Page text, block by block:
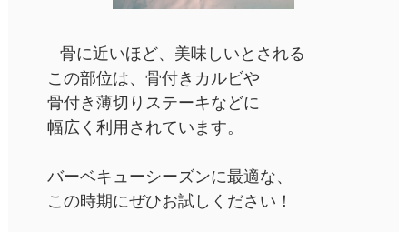
骨に近いほど、美味しいとされる
この部位は、骨付きカルビや
骨付き薄切りステーキなどに
幅広く利用されています。
バーベキューシーズンに最適な、
この時期にぜひお試しください！